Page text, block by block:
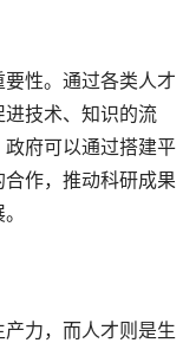
性。通过各类人才
技术、知识的流
府可以通过搭建平
作，推动科研成果
力，而人才则是生